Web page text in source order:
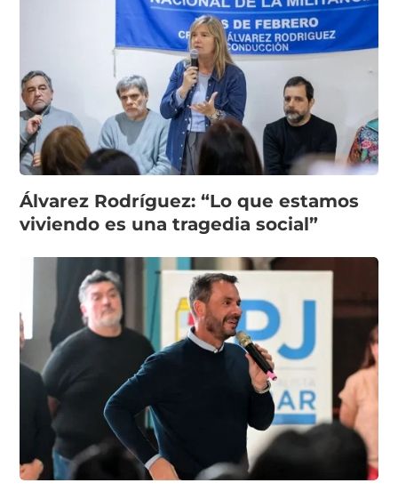
Álvarez Rodríguez: “Lo que estamos
viviendo es una tragedia social”